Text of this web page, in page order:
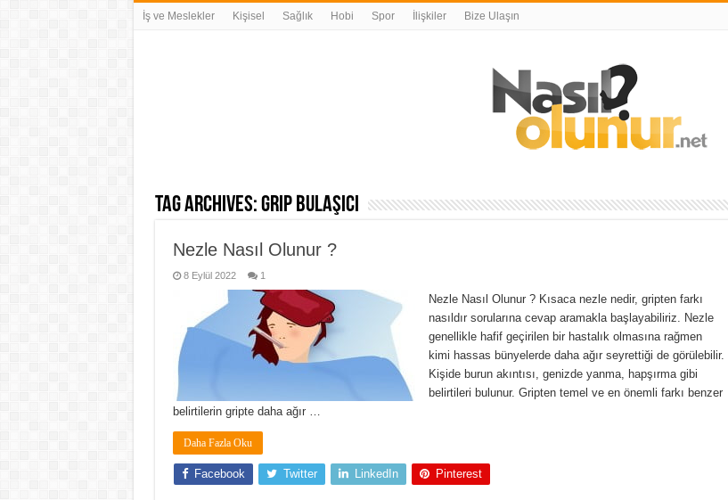
İş ve Meslekler Kişisel Sağlık Hobi Spor İlişkiler Bize Ulaşın
Tag Archives:grip bulaşıcı
Nezle Nasıl Olunur ?
8 Eylül 2022 1
Nezle Nasıl Olunur ? Kısaca nezle nedir, gripten farkı
nasıldır sorularına cevap aramakla başlayabiliriz. Nezle
genellikle hafif geçirilen bir hastalık olmasına rağmen
kimi hassas bünyelerde daha ağır seyrettiği de görülebilir.
Kişide burun akıntısı, genizde yanma, hapşırma gibi
belirtileri bulunur. Gripten temel ve en önemli farkı benzer
belirtilerin gripte daha ağır …
Daha Fazla Oku
Facebook Twitter LinkedIn Pinterest